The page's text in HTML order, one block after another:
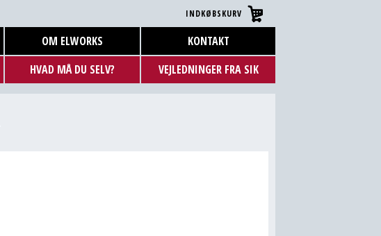
INDKØBSKURV
HVAD MÅ DU SELV? VEJLEDNINGER FRA SIK
OM ELWORKS KONTAKT